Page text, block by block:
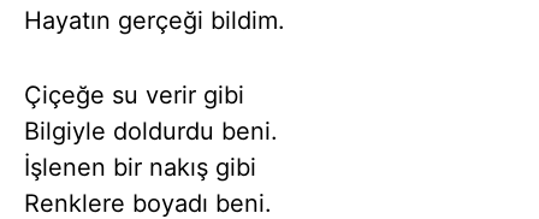
Hayatın gerçeği bildim.
Çiçeğe su verir gibi
Bilgiyle doldurdu beni.
İşlenen bir nakış gibi
Renklere boyadı beni.